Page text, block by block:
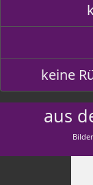
keine
aus